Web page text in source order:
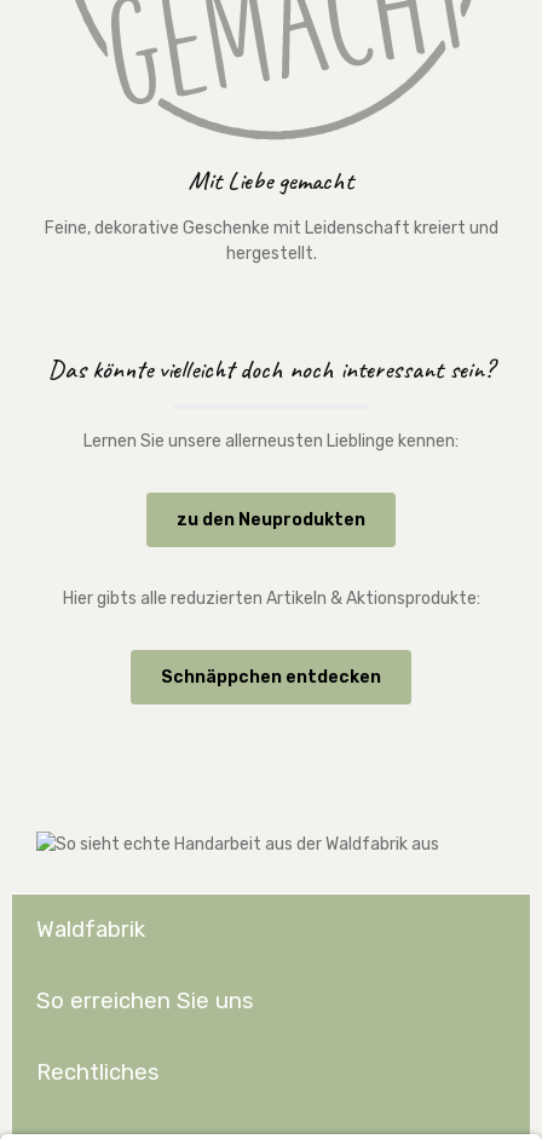
Mit Liebe gemacht
Feine, dekorative Geschenke mit Leidenschaft kreiert und
hergestellt.
Das könnte vielleicht doch noch interessant sein?
Lernen Sie unsere allerneusten Lieblinge kennen:
zu den Neuprodukten
Hier gibts alle reduzierten Artikeln & Aktionsprodukte:
Schnäppchen entdecken
Waldfabrik
So erreichen Sie uns
Rechtliches